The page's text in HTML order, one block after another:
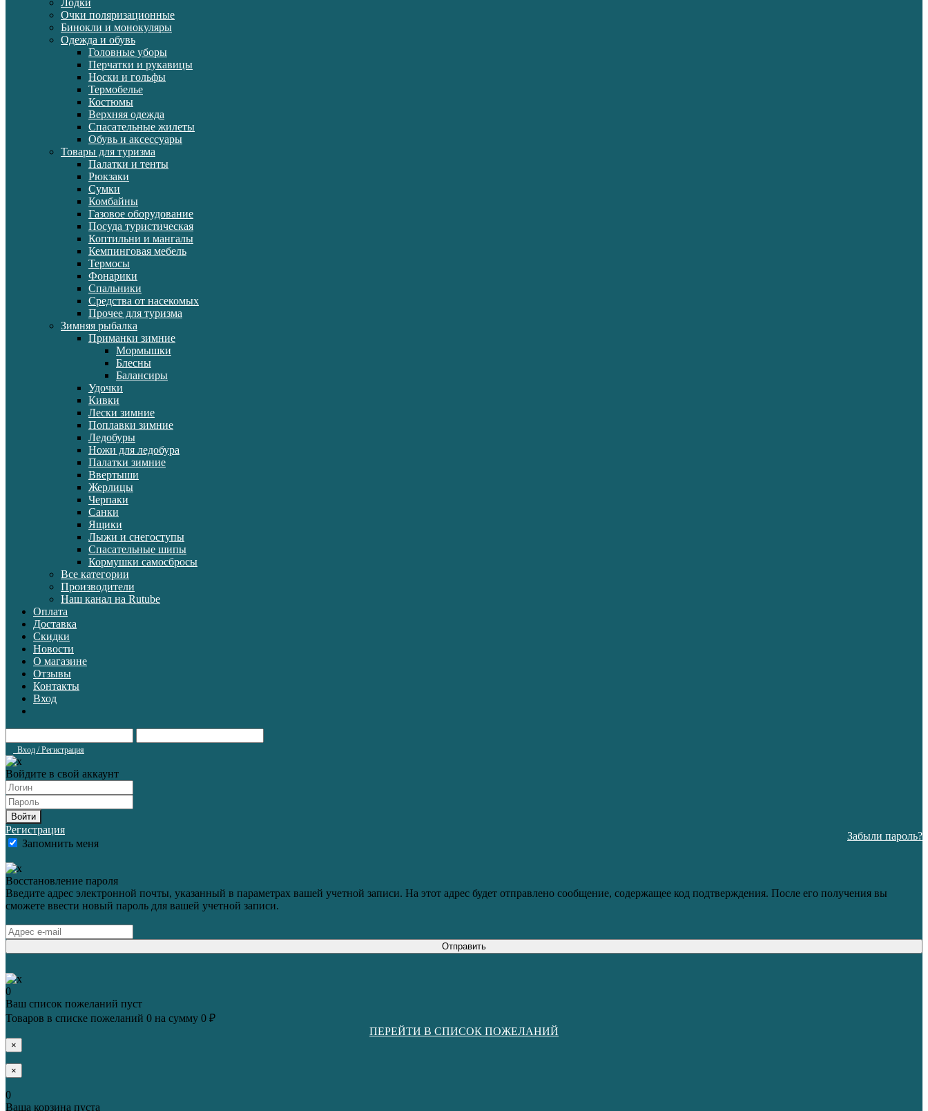
Лодки
Очки поляризационные
Бинокли и монокуляры
Одежда и обувь
Головные уборы
Перчатки и рукавицы
Носки и гольфы
Термобелье
Костюмы
Верхняя одежда
Спасательные жилеты
Обувь и аксессуары
Товары для туризма
Палатки и тенты
Рюкзаки
Сумки
Комбайны
Газовое оборудование
Посуда туристическая
Коптильни и мангалы
Кемпинговая мебель
Термосы
Фонарики
Спальники
Средства от насекомых
Прочее для туризма
Зимняя рыбалка
Приманки зимние
Мормышки
Блесны
Балансиры
Удочки
Кивки
Лески зимние
Поплавки зимние
Ледобуры
Ножи для ледобура
Палатки зимние
Ввертыши
Жерлицы
Черпаки
Санки
Ящики
Лыжи и снегоступы
Спасательные шипы
Кормушки самосбросы
Все категории
Производители
Наш канал на Rutube
Оплата
Доставка
Скидки
Новости
О магазине
Отзывы
Контакты
Вход
Вход / Регистрация
Войдите в свой аккаунт
Войти
Регистрация
Запомнить меня
Забыли пароль?
Восстановление пароля
Введите адрес электронной почты, указанный в параметрах вашей учетной записи. На этот адрес будет отправлено сообщение, содержащее код подтверждения. После его получения вы
сможете ввести новый пароль для вашей учетной записи.
Отправить
0
Ваш список пожеланий пуст
Товаров в списке пожеланий 0 на сумму 0 ₽
ПЕРЕЙТИ В СПИСОК ПОЖЕЛАНИЙ
×
×
0
Ваша корзина пуста